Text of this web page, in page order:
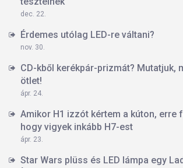
dec. 22.
Érdemes utólag LED-re váltani?
nov. 30.
CD-kből kerékpár-prizmát? Mutatjuk,
ötlet!
ápr. 24.
Amikor H1 izzót kértem a kúton, erre
hogy vigyek inkább H7-est
ápr. 23.
Star Wars plüss és LED lámpa egy